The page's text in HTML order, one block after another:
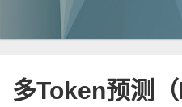
多Token预测